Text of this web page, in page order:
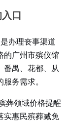
口
办理丧事渠道
的广州市殡仪馆
番禺、花都、从
务需求。
葬领域价格提醒
实惠民殡葬减免